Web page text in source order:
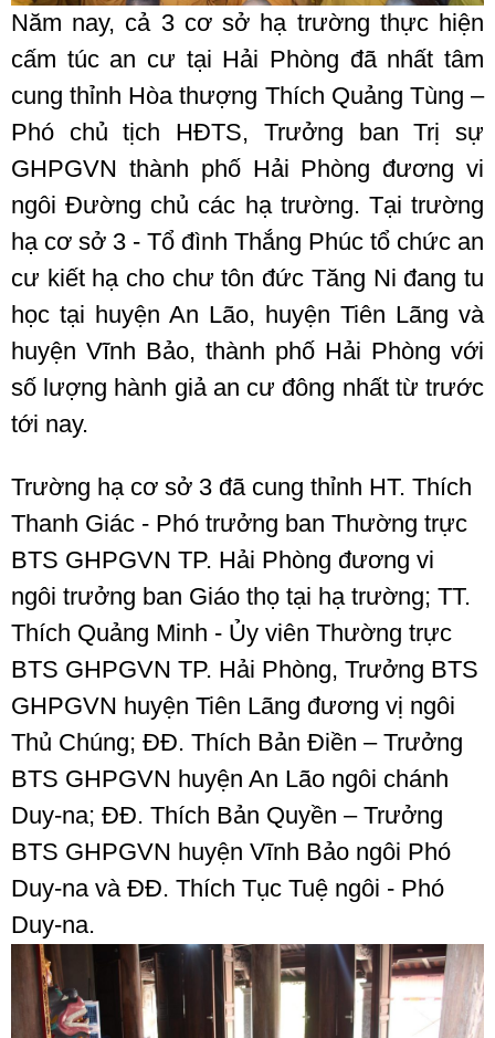
Năm nay, cả 3 cơ sở hạ trường thực hiện
cấm túc an cư tại Hải Phòng đã nhất tâm
cung thỉnh Hòa thượng Thích Quảng Tùng –
Phó chủ tịch HĐTS, Trưởng ban Trị sự
GHPGVN thành phố Hải Phòng đương vi
ngôi Đường chủ các hạ trường. Tại trường
hạ cơ sở 3 - Tổ đình Thắng Phúc tổ chức an
cư kiết hạ cho chư tôn đức Tăng Ni đang tu
học tại huyện An Lão, huyện Tiên Lãng và
huyện Vĩnh Bảo, thành phố Hải Phòng với
số lượng hành giả an cư đông nhất từ trước
tới nay.
Trường hạ cơ sở 3 đã cung thỉnh HT. Thích
Thanh Giác - Phó trưởng ban Thường trực
BTS GHPGVN TP. Hải Phòng đương vi
ngôi trưởng ban Giáo thọ tại hạ trường; TT.
Thích Quảng Minh - Ủy viên Thường trực
BTS GHPGVN TP. Hải Phòng, Trưởng BTS
GHPGVN huyện Tiên Lãng đương vị ngôi
Thủ Chúng; ĐĐ. Thích Bản Điền – Trưởng
BTS GHPGVN huyện An Lão ngôi chánh
Duy-na; ĐĐ. Thích Bản Quyền – Trưởng
BTS GHPGVN huyện Vĩnh Bảo ngôi Phó
Duy-na và ĐĐ. Thích Tục Tuệ ngôi - Phó
Duy-na.